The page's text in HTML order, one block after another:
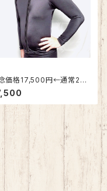
念価格17,500円←通常24.
】メンズ用 保温水着トッ
S,M,Lサイズ